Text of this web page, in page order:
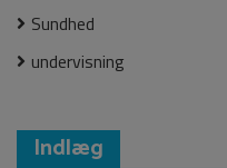
Sundhed
undervisning
Indlæg